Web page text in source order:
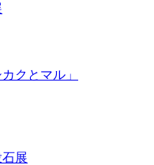
クとマル」
展